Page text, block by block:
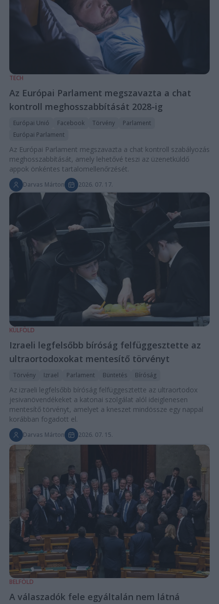
TECH
Az Európai Parlament megszavazta a chat
kontroll meghosszabbítását 2028-ig
Európai Unió Facebook Törvény
Parlament
Európai Parlament
Az Európai Parlament megszavazta a chat kontroll szabályozás
meghosszabbítását, amely lehetővé teszi az üzenetküldő
appok önkéntes tartalomellenőrzését.
Darvas Márton 2026. 07. 17.
KÜLFÖLD
Izraeli legfelsőbb bíróság felfüggesztette az
ultraortodoxokat mentesítő törvényt
Törvény Izrael Parlament Büntetés Bíróság
Az izraeli legfelsőbb bíróság felfüggesztette az ultraortodox
jesivanövendékeket a katonai szolgálat alól ideiglenesen
mentesítő törvényt, amelyet a kneszet mindössze egy nappal
korábban fogadott el.
Darvas Márton 2026. 07. 15.
BELFÖLD
A válaszadók fele egyáltalán nem látná